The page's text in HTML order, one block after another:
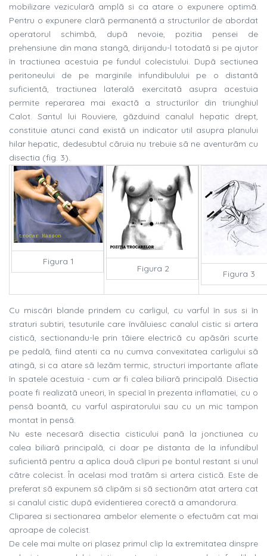
mobilizare vezicularã amplã si ca atare o expunere optimã.
Pentru o expunere clarã permanentã a structurilor de abordat
operatorul schimbã, dupã nevoie, pozitia pensei de
prehensiune din mana stangã, dirijandu-l totodatã si pe ajutor
în tractiunea acestuia pe fundul colecistului. Dupã sectiunea
peritoneului de pe marginile infundibulului pe o distantã
suficientã, tractiunea lateralã exercitatã asupra acestuia
permite reperarea mai exactã a structurilor din triunghiul
Calot. Santul lui Rouviere, gãzduind canalul hepatic drept,
constituie atunci cand existã un indicator util asupra planului
hilar hepatic, dedesubtul cãruia nu trebuie sã ne aventurãm cu
disectia (fig. 3).
Figura 1
Figura 2 Figura 3
Cu miscãri blande prindem cu carligul, cu varful în sus si în
straturi subtiri, tesuturile care învãluiesc canalul cistic si artera
cisticã, sectionandu-le prin tãiere electricã cu apãsãri scurte
pe pedalã, fiind atenti ca nu cumva convexitatea carligului sã
atingã, si ca atare sã lezãm termic, structuri importante aflate
în spatele acestuia - cum ar fi calea biliarã principalã. Disectia
poate fi realizatã uneori, în special în prezenta inflamatiei, cu o
pensã boantã, cu varful aspiratorului sau cu un mic tampon
montat în pensã.
Nu este necesarã disectia cisticului panã la jonctiunea cu
calea biliarã principalã, ci doar pe distanta de la infundibul
suficientã pentru a aplica douã clipuri pe bontul restant si unul
cãtre colecist. În acelasi mod tratãm si artera cisticã. Este de
preferat sã expunem sã clipãm si sã sectionãm atat artera cat
si canalul cistic dupã evidentierea corectã a amandorura.
Cliparea si sectionarea ambelor elemente o efectuãm cat mai
aproape de colecist.
De cele mai multe ori plasez primul clip la extremitatea dinspre